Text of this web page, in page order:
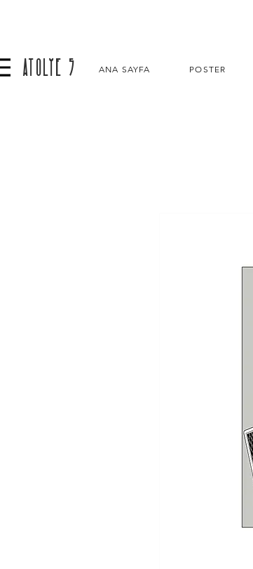
ATOLYE 5 ANA SAYFA POSTER